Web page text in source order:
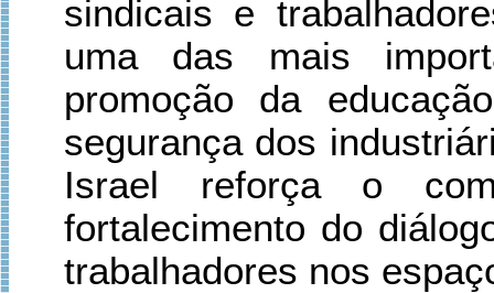
sindicais e
uma das mais
promoção da
segurança dos
Israel reforça o
fortalecimento do
trabalhadores nos